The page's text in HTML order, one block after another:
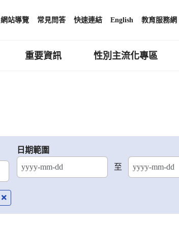
網站導覽 常見問答 快速連結 English 教育服務網
重要資訊 性別主流化專區
日期範圍
至
結束日期